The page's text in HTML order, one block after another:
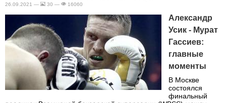
26.09.2021 — 30 — 16060
Александр
Усик - Мурат
Гассиев:
главные
моменты
В Москве
состоялся
финальный